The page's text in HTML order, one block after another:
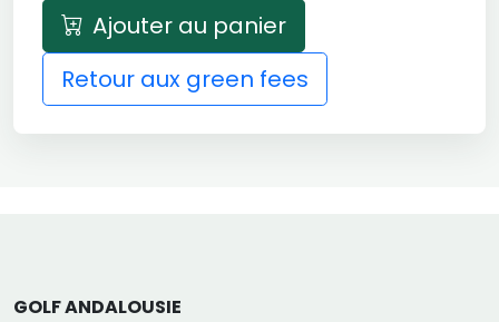
Ajouter au panier
Retour aux green fees
GOLF ANDALOUSIE